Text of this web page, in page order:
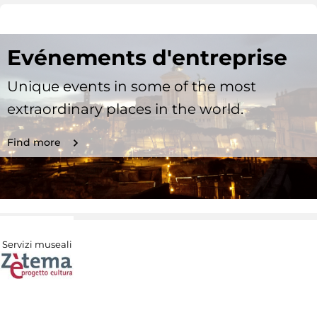
Evénements d'entreprise
Unique events in some of the most
extraordinary places in the world.
Find more
Servizi museali